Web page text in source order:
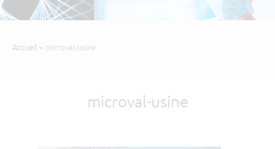
Accueil > microval-usine
microval-usine